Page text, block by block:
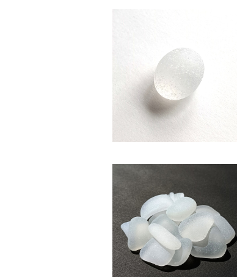
SC-117 コレクション用 シーグ
ラス（白色）
¥850
(白色系・2～2.5cm)クラフト用
シーグラス素材 SS-507
¥600